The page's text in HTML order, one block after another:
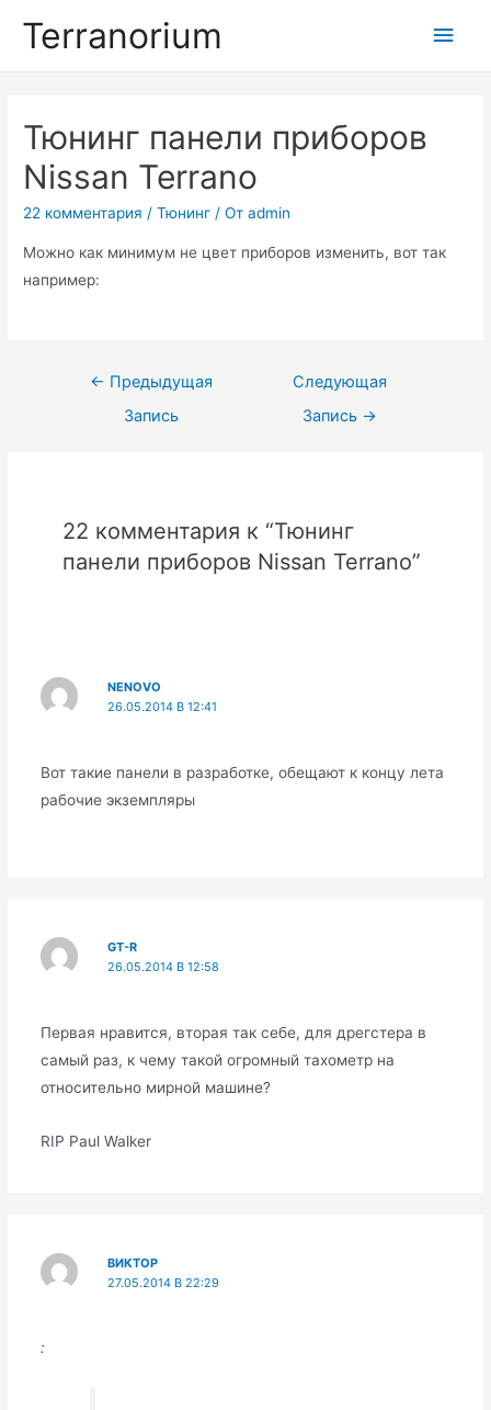
Terranorium
Тюнинг панели приборов
Nissan Terrano
22 комментария /Тюнинг / От admin
Можно как минимум не цвет приборов изменить, вот так
например:
Навигация
← Предыдущая
Запись
Следующая
Запись →
22 комментария к “Тюнинг
панели приборов Nissan Terrano”
NENOVO
26.05.2014 В 12:41
Вот такие панели в разработке, обещают к концу лета
рабочие экземпляры
GT-R
26.05.2014 В 12:58
Первая нравится, вторая так себе, для дрегстера в
самый раз, к чему такой огромный тахометр на
относительно мирной машине?
RIP Paul Walker
ВИКТОР
27.05.2014 В 22:29
: